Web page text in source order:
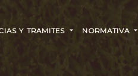
Y TRAMITES NORMATIVA